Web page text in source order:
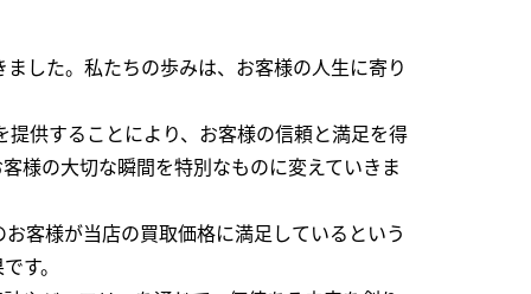
した。私たちの歩みは、お客様の人生に寄り
供することにより、お客様の信頼と満足を得
様の大切な瞬間を特別なものに変えていきま
客様が当店の買取価格に満足しているという
す。